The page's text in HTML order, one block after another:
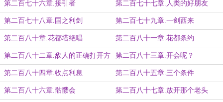
第二百七十六章.接引者 第二百七十七章.人类的好朋友
第二百七十八章.国之利剑 第二百七十九章.一剑西来
第二百八十章.花都塔绝唱 第二百八十一章.花都条约
第二百八十二章.敌人的正确打开方
式
第二百八十三章.开会呢？
第二百八十四章.收点利息 第二百八十五章.三个条件
第二百八十六章.骷髅会 第二百八十七章.放开那个老头